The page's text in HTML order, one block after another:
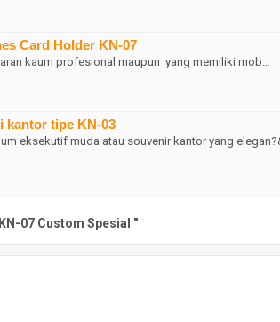
Card Holder KN-07
kaum profesional maupun yang memiliki mob…
kantor tipe KN-03
eksekutif muda atau souvenir kantor yang
07 Custom Spesial "